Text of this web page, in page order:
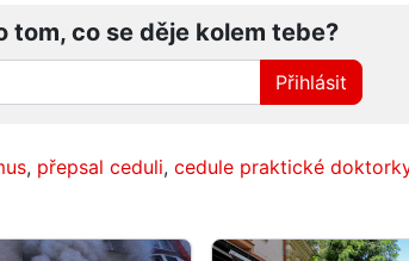
tom, co se děje kolem tebe?
Přihlásit
, přepsal ceduli, cedule praktické